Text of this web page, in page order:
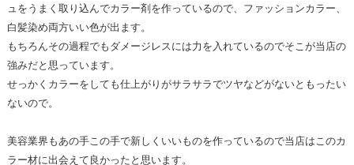
ュをうまく取り込んでカラー剤を作っているので、ファッションカラー、
白髪染め両方いい色が出ます。
もちろんその過程でもダメージレスには力を入れているのでそこが当店の
強みだと思っています。
せっかくカラーをしても仕上がりがサラサラでツヤなどがないともったい
ないので。
美容業界もあの手この手で新しくいいものを作っているので当店はこのカ
ラー材に出会えて良かったと思います。